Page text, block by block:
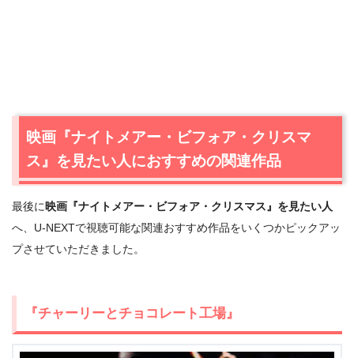
映画『ナイトメアー・ビフォア・クリスマ
ス』を見たい人におすすめの関連作品
最後に映画『ナイトメアー・ビフォア・クリスマス』を見たい人
へ、U-NEXTで視聴可能な関連おすすめ作品をいくつかピックアッ
プさせていただきました。
『チャーリーとチョコレート工場』